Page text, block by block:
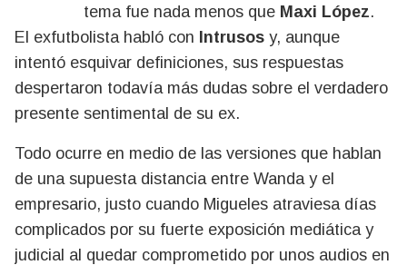
tema fue nada menos que Maxi López.
El exfutbolista habló con Intrusos y, aunque
intentó esquivar definiciones, sus respuestas
despertaron todavía más dudas sobre el verdadero
presente sentimental de su ex.
Todo ocurre en medio de las versiones que hablan
de una supuesta distancia entre Wanda y el
empresario, justo cuando Migueles atraviesa días
complicados por su fuerte exposición mediática y
judicial al quedar comprometido por unos audios en